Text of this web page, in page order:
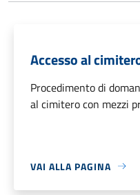
Accesso al
Procedimento di
al cimitero con mezzi
VAI ALLA PAGINA